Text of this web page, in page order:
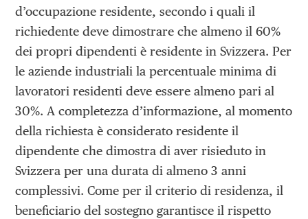
d’occupazione residente, secondo i quali il
richiedente deve dimostrare che almeno il 60%
dei propri dipendenti è residente in Svizzera. Per
le aziende industriali la percentuale minima di
lavoratori residenti deve essere almeno pari al
30%. A completezza d’informazione, al momento
della richiesta è considerato residente il
dipendente che dimostra di aver risieduto in
Svizzera per una durata di almeno 3 anni
complessivi. Come per il criterio di residenza, il
beneficiario del sostegno garantisce il rispetto